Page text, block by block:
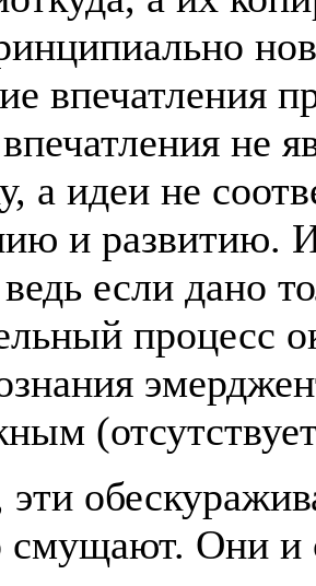
впечатления
не
а идеи не
и развитию.
если дано
процесс
эти
смущают. Они и